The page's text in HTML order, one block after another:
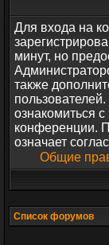
Для входа на
минут, но
также
ознакомиться
конференции.
означает
Общие
Список форумов